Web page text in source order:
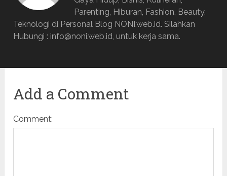
Parenting, Hiburan, Fashion, Beauty,
Teknologi di Personal Blog NONI.web.id. Silahkan
Hubungi : info@noni.web.id, untuk kerja sama.
Add a Comment
Comment: